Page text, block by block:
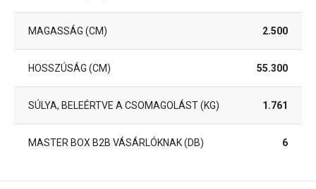
MAGASSÁG (CM) 2.500
HOSSZÚSÁG (CM) 55.300
SÚLYA, BELEÉRTVE A CSOMAGOLÁST (KG) 1.761
MASTER BOX B2B VÁSÁRLÓKNAK (DB) 6